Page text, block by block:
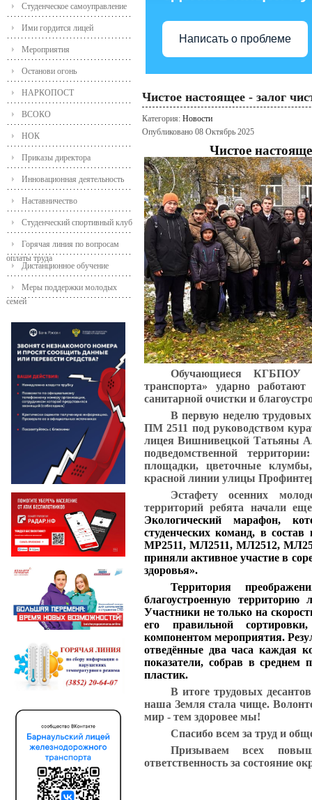
Студенческое самоуправление
Ими гордится лицей
Мероприятия
Останови огонь
НАРКОПОСТ
ВСОКО
НОК
Приказы директора
Инновационная деятельность
Наставничество
Студенческий спортивный клуб
Горячая линия по вопросам
оплаты труда
Дистанционное обучение
Меры поддержки молодых
семей
Написать о проблеме
Чистое настоящее - залог
Категория: Новости
Опубликовано 08 Октябрь 2025
Чистое
Обучающиеся КГБПОУ
транспорта» ударно
санитарной очистки и
В первую неделю
ПМ 2511 под руководством
лицея Вишнивецкой Татьяны
подведомственной
площадки, цветочные
красной линии улицы
Эстафету осенних
территорий ребята начали
Экологический марафон,
студенческих команд, в
МР2511, МЛ2511, МЛ2512,
приняли активное участие в
здоровья».
Территория
благоустроенную
Участники не только на
его правильной
компонентом мероприятия.
отведённые два часа каждая
показатели, собрав в среднем
пластик.
В итоге трудовых
наша Земля стала чище.
мир - тем здоровее мы!
Спасибо всем за труд и
Призываем всех
ответственность за состояние